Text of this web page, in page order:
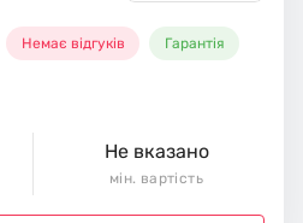
Немає відгуків Гарантія
Не вказано
мін. вартість